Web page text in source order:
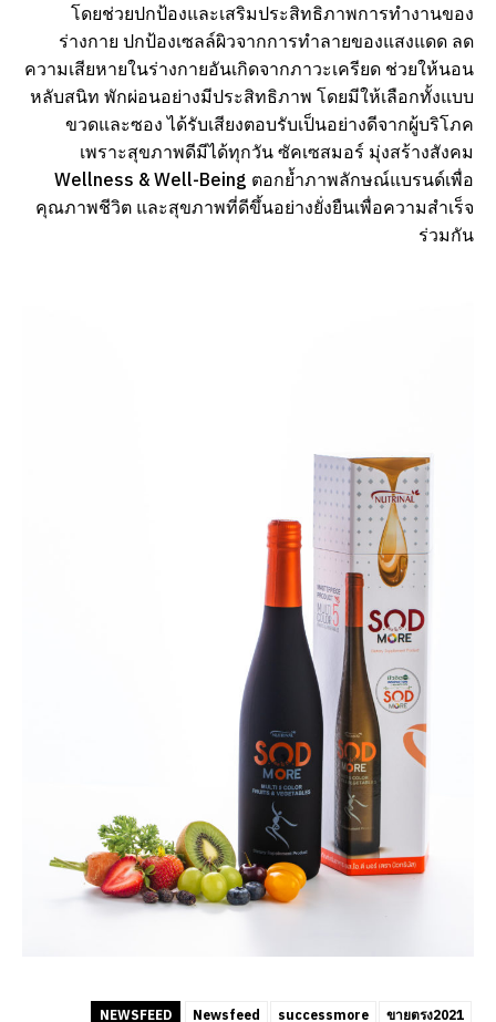
โดยช่วยปกป้องและเสริมประสิทธิภาพการทำงานของ
ร่างกาย ปกป้องเซลล์ผิวจากการทำลายของแสงแดด ลด
ความเสียหายในร่างกายอันเกิดจากภาวะเครียด ช่วยให้นอน
หลับสนิท พักผ่อนอย่างมีประสิทธิภาพ โดยมีให้เลือกทั้งแบบ
ขวดและซอง ได้รับเสียงตอบรับเป็นอย่างดีจากผู้บริโภค
เพราะสุขภาพดีมีได้ทุกวัน ซัคเซสมอร์ มุ่งสร้างสังคม
Wellness & Well-Being ตอกย้ำภาพลักษณ์แบรนด์เพื่อ
คุณภาพชีวิต และสุขภาพที่ดีขึ้นอย่างยั่งยืนเพื่อความสำเร็จ
ร่วมกัน
NEWSFEED Newsfeed successmore ขายตรง2021